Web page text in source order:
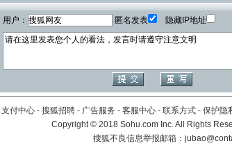
用户： 匿名发表 隐藏IP地址
支付中心 - 搜狐招聘 - 广告服务 - 客服中心 - 联系方式 - 保护隐
Copyright©2018 Sohu.com Inc. All Rights
搜狐不良信息举报邮箱：